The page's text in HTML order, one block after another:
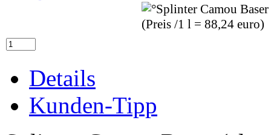
Details
Kunden-Tipp